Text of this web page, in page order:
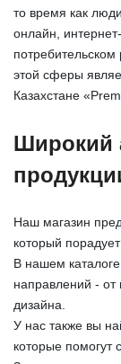
то время как
онлайн,
этой сферы
Казахстане
Широкий
Наш магазин
который
В нашем
направлений -
дизайна.
У нас также вы
которые помогут